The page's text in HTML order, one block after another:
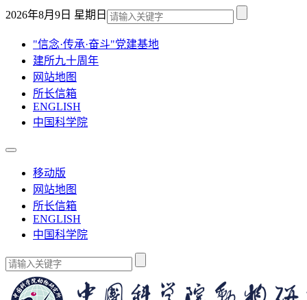
2026年8月9日 星期日
"信念·传承·奋斗"党建基地
建所九十周年
网站地图
所长信箱
ENGLISH
中国科学院
移动版
网站地图
所长信箱
ENGLISH
中国科学院